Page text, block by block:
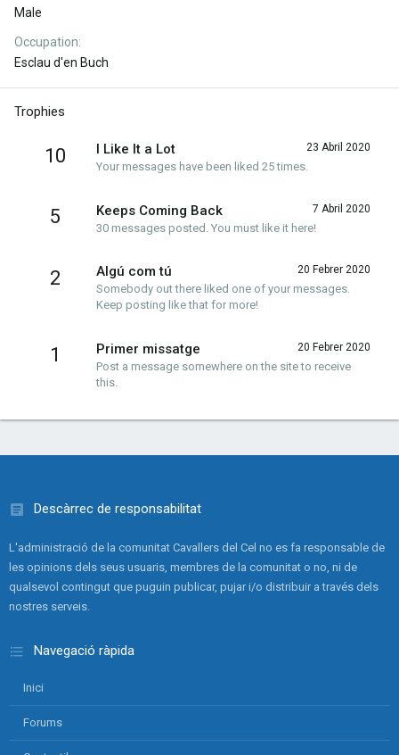
Male
Occupation
Esclau d'en Buch
Trophies
10 23 Abril 2020
I Like It a Lot
Your messages have been liked 25 times.
5 7 Abril 2020
Keeps Coming Back
30 messages posted. You must like it here!
2 20 Febrer 2020
Algú com tú
Somebody out there liked one of your messages.
Keep posting like that for more!
1 20 Febrer 2020
Primer missatge
Post a message somewhere on the site to receive
this.
Descàrrec de responsabilitat
L'administració de la comunitat Cavallers del Cel no es fa responsable de
les opinions dels seus usuaris, membres de la comunitat o no, ni de
qualsevol contingut que puguin publicar, pujar i/o distribuir a través dels
nostres serveis.
Navegació ràpida
Inici
Forums